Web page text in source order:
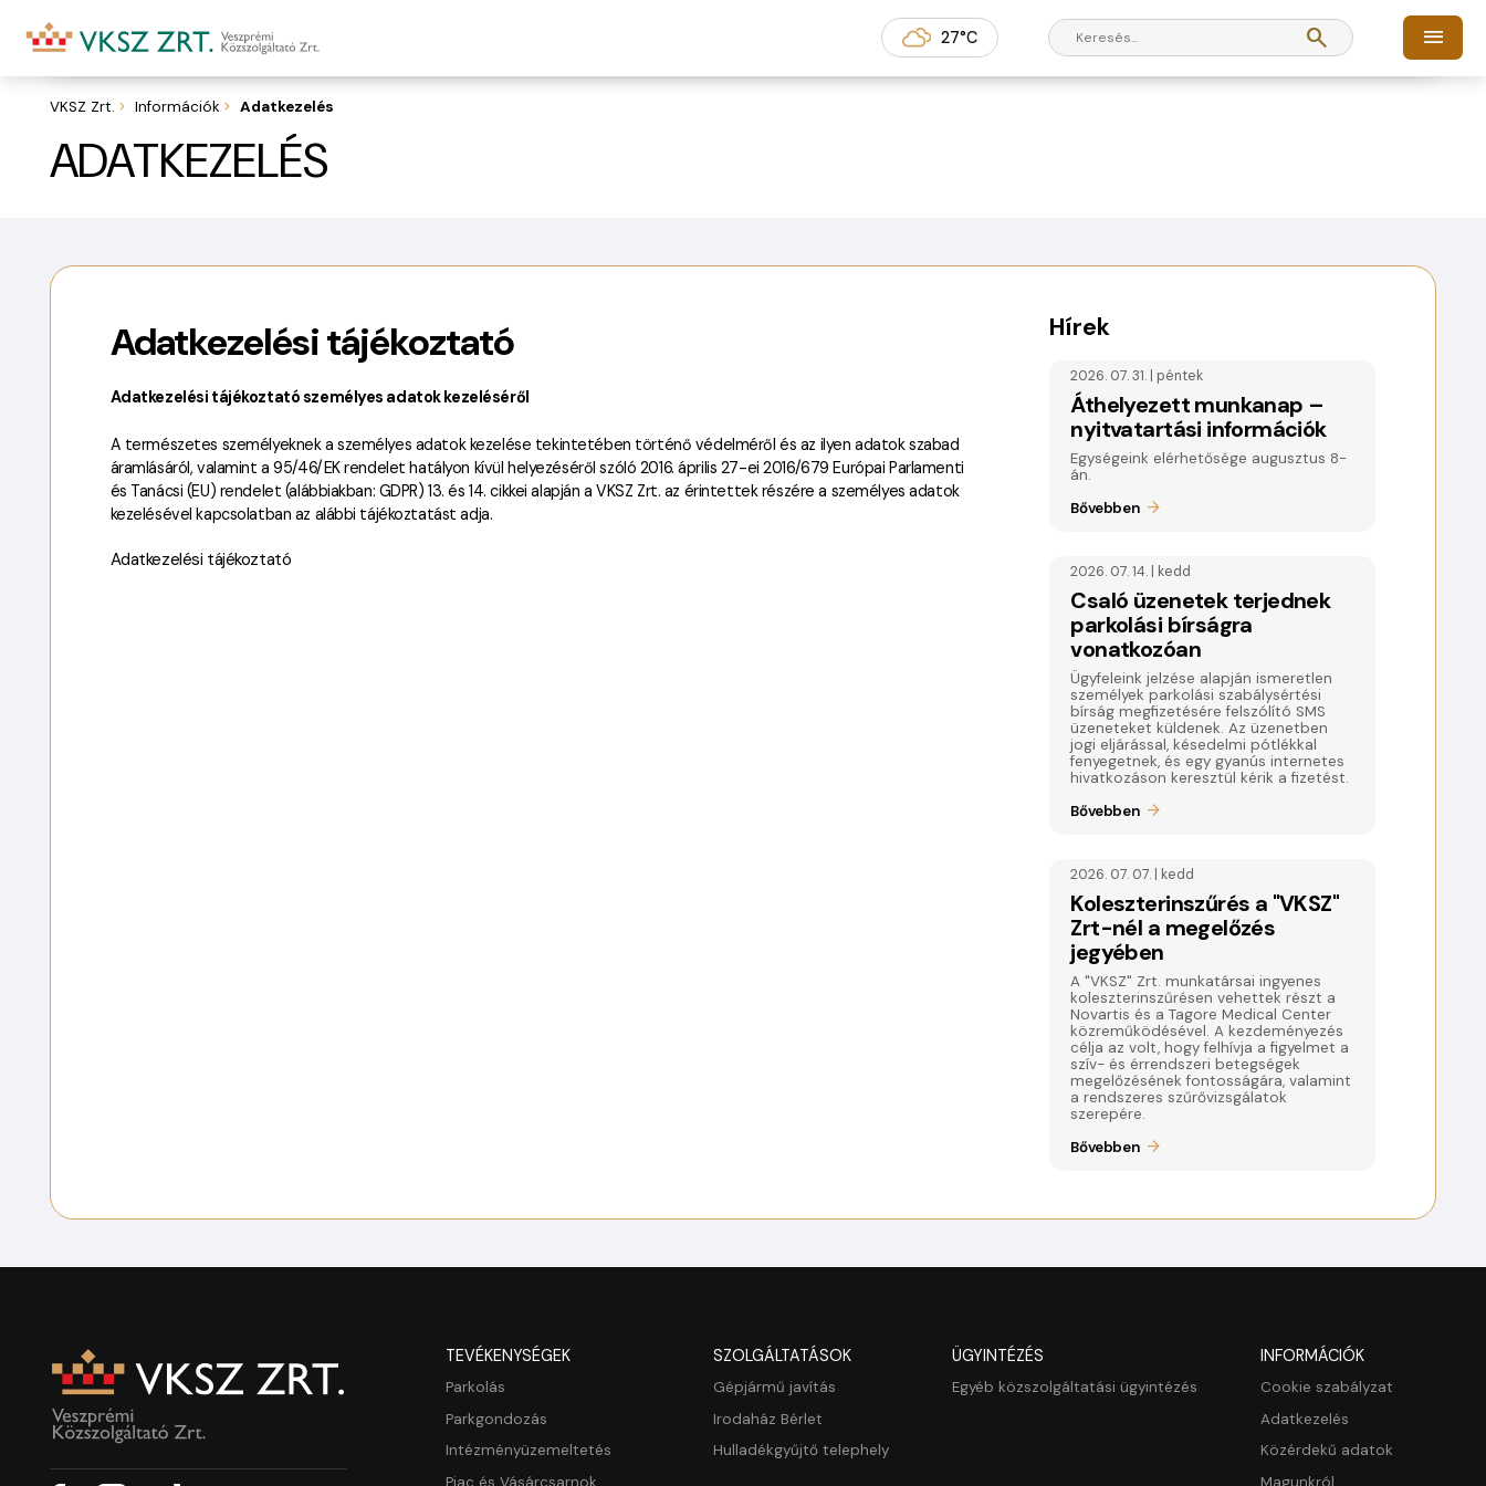
27°C search menu
VKSZ Zrt. Információk Adatkezelés
ADATKEZELÉS
Adatkezelési tájékoztató
Adatkezelési tájékoztató személyes adatok kezeléséről
A természetes személyeknek a személyes adatok kezelése tekintetében történő védelméről és az ilyen adatok szabad
áramlásáról, valamint a 95/46/EK rendelet hatályon kívül helyezéséről szóló 2016. április 27-ei 2016/679 Európai Parlamenti
és Tanácsi (EU) rendelet (alábbiakban: GDPR) 13. és 14. cikkei alapján a VKSZ Zrt. az érintettek részére a személyes adatok
kezelésével kapcsolatban az alábbi tájékoztatást adja.
Adatkezelési tájékoztató
Hírek
2026. 07. 31. | péntek
Áthelyezett munkanap –
nyitvatartási információk
Egységeink elérhetősége augusztus 8-
án.
Bővebben
2026. 07. 14. | kedd
Csaló üzenetek terjednek
parkolási bírságra
vonatkozóan
Ügyfeleink jelzése alapján ismeretlen
személyek parkolási szabálysértési
bírság megfizetésére felszólító SMS
üzeneteket küldenek. Az üzenetben
jogi eljárással, késedelmi pótlékkal
fenyegetnek, és egy gyanús internetes
hivatkozáson keresztül kérik a fizetést.
Bővebben
2026. 07. 07. | kedd
Koleszterinszűrés a "VKSZ"
Zrt-nél a megelőzés
jegyében
A "VKSZ" Zrt. munkatársai ingyenes
koleszterinszűrésen vehettek részt a
Novartis és a Tagore Medical Center
közreműködésével. A kezdeményezés
célja az volt, hogy felhívja a figyelmet a
szív- és érrendszeri betegségek
megelőzésének fontosságára, valamint
a rendszeres szűrővizsgálatok
szerepére.
Bővebben
TEVÉKENYSÉGEK
Parkolás
Parkgondozás
Intézményüzemeltetés
Piac és Vásárcsarnok
SZOLGÁLTATÁSOK
Gépjármű javítás
Irodaház Bérlet
Hulladékgyűjtő telephely
ÜGYINTÉZÉS
Egyéb közszolgáltatási ügyintézés
INFORMÁCIÓK
Cookie szabályzat
Adatkezelés
Közérdekű adatok
Magunkról